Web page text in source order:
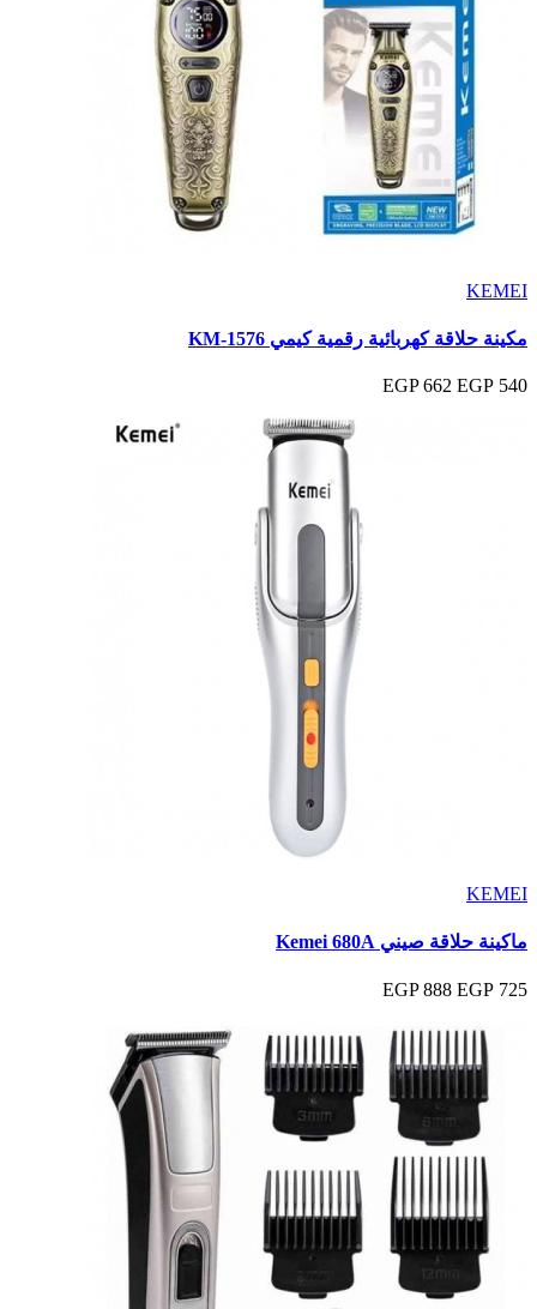
KEMEI
مكينة حلاقة كهربائية رقمية كيمي KM‑1576
540 EGP
662 EGP
KEMEI
ماكينة حلاقة صيني Kemei 680A
725 EGP
888 EGP